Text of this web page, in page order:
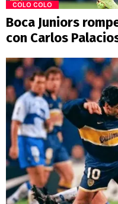
COLO COLO
Boca Juniors
con Carlos